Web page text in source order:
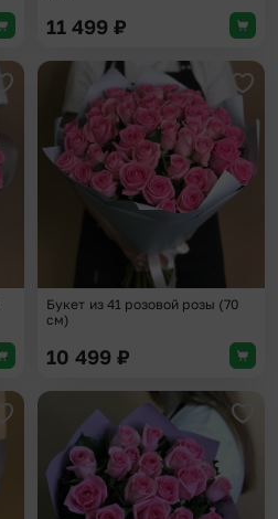
11 499 ₽
Добавить в избранное
Букет из 41 розовой розы (70
см)
10 499 ₽
Добавить в избранное